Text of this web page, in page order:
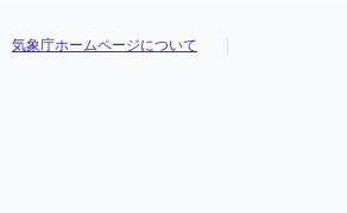
気象庁ホームページについて